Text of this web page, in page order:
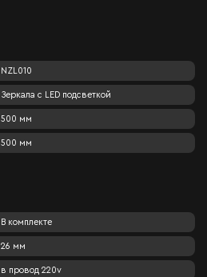
NZL010
Зеркала c LED подсветкой
500 мм
500 мм
В комплекте
26 мм
в провод 220v